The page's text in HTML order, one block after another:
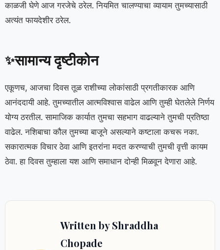
काळजी घेणे आज गरजेचे ठरेल. नियमित चालण्याचा व्यायाम तुमच्यासाठी
अत्यंत फायदेशीर ठरेल.
✨सामान्य दृष्टीकोन
एकूणच, आजचा दिवस तूळ राशीच्या लोकांसाठी प्रगतीकारक आणि
आनंददायी आहे. तुमच्यातील आत्मविश्वास वाढेल आणि तुम्ही घेतलेले निर्णय
योग्य ठरतील. सामाजिक कार्यात तुमचा सहभाग वाढल्याने तुमची प्रतिष्ठा
वाढेल. नशिबाचा कौल तुमच्या बाजूने असल्याने कष्टाला कचरू नका.
सकारात्मक विचार ठेवा आणि इतरांना मदत करण्याची तुमची वृत्ती कायम
ठेवा. हा दिवस तुम्हाला यश आणि समाधान दोन्ही मिळवून देणारा आहे.
Written by Shraddha
Chopade